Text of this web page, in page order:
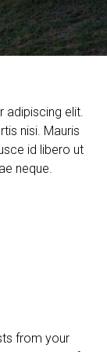
adipiscing elit.
nisi. Mauris
id libero ut
neque.
from your